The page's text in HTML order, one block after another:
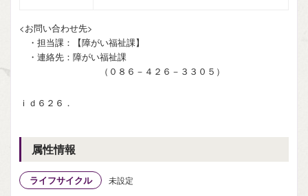
<お問い合わせ先>
・担当課：【障がい福祉課】
・連絡先：障がい福祉課
（０８６－４２６－３３０５）
ｉｄ６２６．
属性情報
ライフサイクル 未設定